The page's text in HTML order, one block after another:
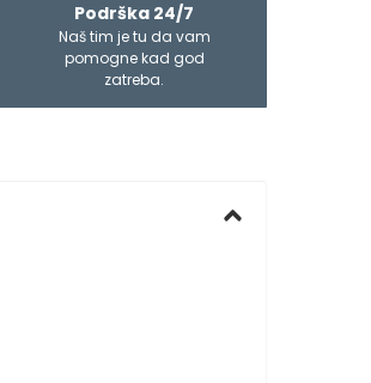
Podrška 24/7
Naš tim je tu da vam
pomogne kad god
zatreba.